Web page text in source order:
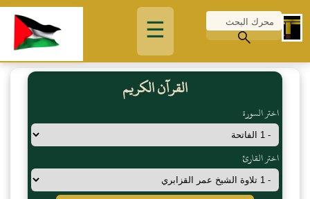
☰
القرآن الكريم
اختر السورة
اختر القارئ